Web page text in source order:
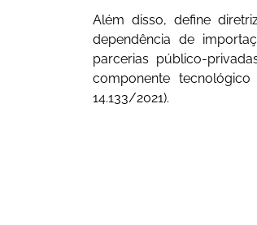
Além disso, define
dependência de
parcerias público-
componente
14.133/2021).